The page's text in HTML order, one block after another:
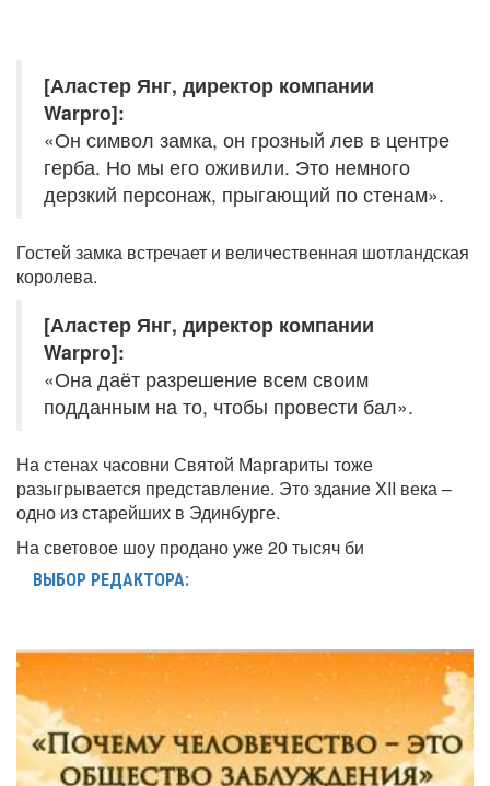
[Аластер Янг, директор компании
Warpro]:
«Он символ замка, он грозный лев в центре
герба. Но мы его оживили. Это немного
дерзкий персонаж, прыгающий по стенам».
Гостей замка встречает и величественная шотландская
королева.
[Аластер Янг, директор компании
Warpro]:
«Она даёт разрешение всем своим
подданным на то, чтобы провести бал».
На стенах часовни Святой Маргариты тоже
разыгрывается представление. Это здание XII века –
одно из старейших в Эдинбурге.
На световое шоу продано уже 20 тысяч би
ВЫБОР РЕДАКТОРА: